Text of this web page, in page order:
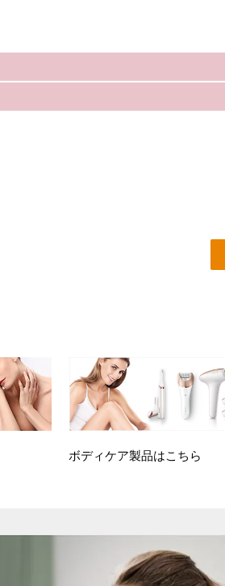
ボディケア製品はこちら